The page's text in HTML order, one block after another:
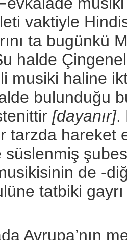
vaktiyle
ta bugünkü
halde
musiki haline
bulunduğu
[dayanır].
tarzda hareket
süslenmiş
de -
tatbiki
Avrupa’nın